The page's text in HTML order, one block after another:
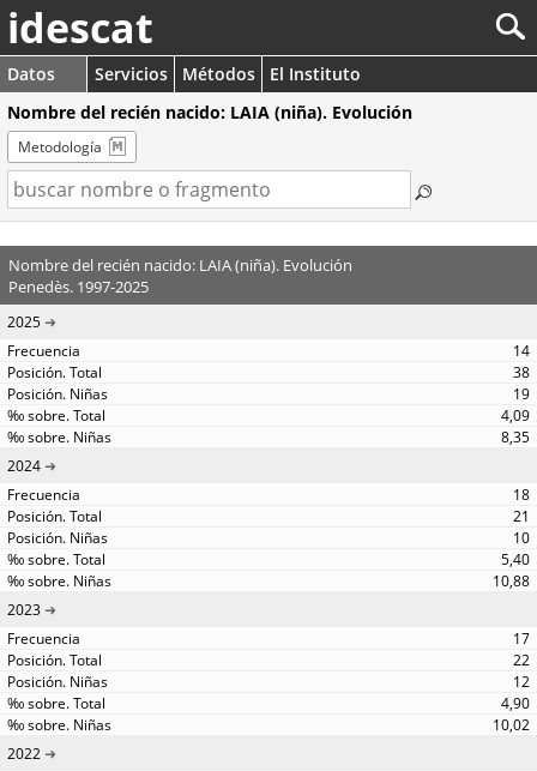
idescat
Datos Servicios Métodos
El Instituto
Nombre del recién nacido: LAIA (niña). Evolución
Metodología
Nombre del recién nacido: LAIA (niña). Evolución
Penedès. 1997-2025
2025
14
38
19
4,09
8,35
2024
18
21
10
5,40
10,88
2023
17
22
12
4,90
10,02
2022